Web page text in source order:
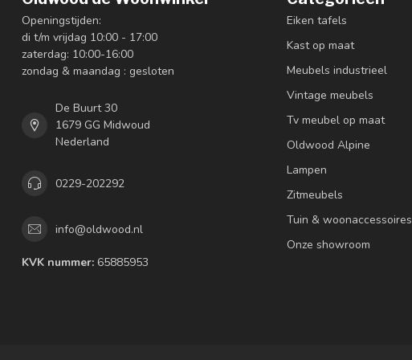
Openingstijden:
di t/m vrijdag 10:00 - 17:00
zaterdag: 10:00-16:00
zondag & maandag : gesloten
De Buurt 30
1679 GG Midwoud
Nederland
0229-202292
info@oldwood.nl
KVK nummer: 65885953
Eiken tafels
Kast op maat
Meubels industrieel
Vintage meubels
Tv meubel op maat
Oldwood Alpine
Lampen
Zitmeubels
Tuin & woonaccessoires
Onze showroom